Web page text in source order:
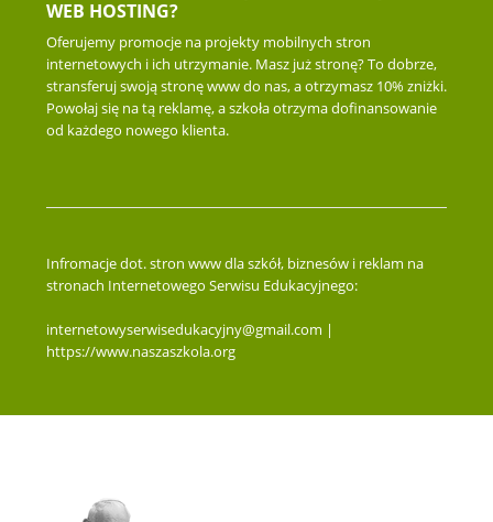
WEB HOSTING?
Oferujemy promocje na projekty mobilnych stron
internetowych i ich utrzymanie. Masz już stronę? To dobrze,
stransferuj swoją stronę www do nas, a otrzymasz 10% zniżki.
Powołaj się na tą reklamę, a szkoła otrzyma dofinansowanie
od każdego nowego klienta.
Infromacje dot. stron www dla szkół, biznesów i reklam na
stronach Internetowego Serwisu Edukacyjnego:
internetowyserwisedukacyjny@gmail.com |
https://www.naszaszkola.org